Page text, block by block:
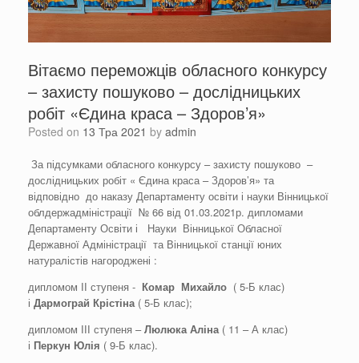
Вітаємо переможців обласного конкурсу
– захисту пошуково – дослідницьких
робіт «Єдина краса – Здоров’я»
Posted on 13 Тра 2021 by admin
За підсумками обласного конкурсу – захисту пошуково –
дослідницьких робіт « Єдина краса – Здоров’я» та
відповідно до наказу Департаменту освіти і науки Вінницької
облдержадміністрації № 66 від 01.03.2021р. дипломами
Департаменту Освіти і Науки Вінницької Обласної
Державної Адміністрації та Вінницької станції юних
натуралістів нагороджені :
дипломом ІІ ступеня - Комар Михайло ( 5-Б клас)
і Дармограй Крістіна ( 5-Б клас);
дипломом ІІІ ступеня –ЛюлюкаАліна( 11 – А клас)
і Перкун Юлія ( 9-Б клас).